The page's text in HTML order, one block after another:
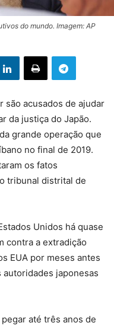
do mundo. Imagem: AP
são acusados ​​de ajudar
da justiça do Japão.
grande operação que
no final de 2019.
os fatos
tribunal distrital de
Unidos há quase
contra a extradição
EUA por meses antes
japonesas
pegar até três anos de